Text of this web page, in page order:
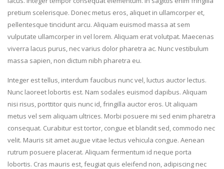
pretium scelerisque. Donec metus eros, aliquet in ullamcorper et,
pellentesque tincidunt arcu. Aliquam euismod massa at sem
vulputate ullamcorper in vel lorem. Aliquam erat volutpat. Maecenas
viverra lacus purus, nec varius dolor pharetra ac. Nunc vestibulum
massa sapien, non dictum nibh pharetra eu.
Integer est tellus, interdum faucibus nunc vel, luctus auctor lectus.
Nunc laoreet lobortis est. Nam sodales euismod dapibus. Aliquam
nisi risus, porttitor quis nunc id, fringilla auctor eros. Ut aliquam
metus vel sem aliquam ultrices. Morbi posuere mi sed enim pharetra
consequat. Curabitur est tortor, congue et blandit sed, commodo nec
velit. Mauris sit amet augue vitae lectus vehicula congue. Aenean
rutrum posuere placerat. Aliquam fermentum id neque porta
lobortis. Cras mauris est, feugiat quis eleifend non, adipiscing nec